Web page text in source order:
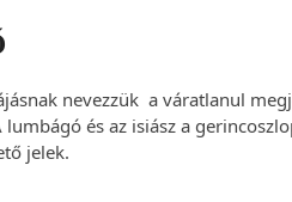
nevezzük a váratlanul
és az isiász a
jelek.